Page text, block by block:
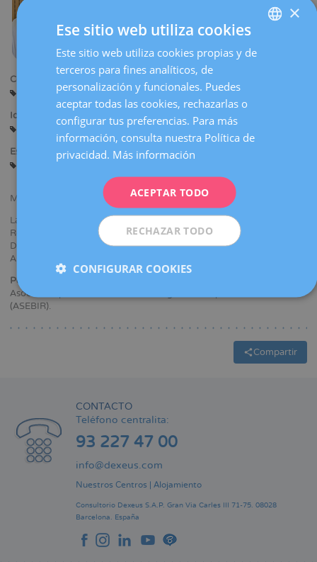
Centros:
Barcelona
Idiomas:
Inglés
Especialidades:
Biología de la Reproducción
Master en Reproducción Humana Asistida (Universidad de Córdoba).
Labor docente como profesora del Máster en Biología de la
Reproducción que realiza el Hospital Universitari Dexeus junto con el
Departamento de Biología Celular y Fisiología de la Universidad
Autónoma de Barcelona (UAB).
Pertenencia a sociedades médicas y/o científicas:
Asociación para el estudio de la Biología de la Reproducción
(ASEBIR).
Compartir
CONTACTO
Teléfono centralita:
93 227 47 00
info@dexeus.com
Nuestros Centros | Alojamiento
Consultorio Dexeus S.A.P. Gran Via Carles III 71-75. 08028
Barcelona. España
SPANISH
×
Ese sitio web utiliza cookies
Este sitio web utiliza cookies propias y de
terceros para fines analíticos, de
personalización y funcionales. Puedes
aceptar todas las cookies, rechazarlas o
configurar tus preferencias. Para más
información, consulta nuestra Política de
privacidad. Más información
ACEPTAR TODO
RECHAZAR TODO
CONFIGURAR COOKIES